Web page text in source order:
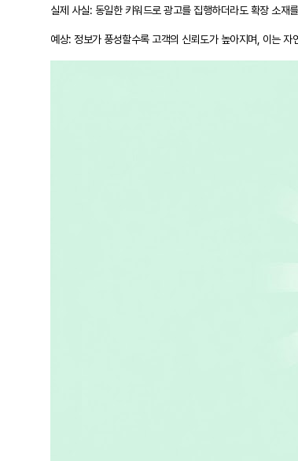
실제 사실: 동일한 키워드로 광고를 집행하더라도 확장 소재
예상: 정보가 풍성할수록 고객의 신뢰도가 높아지며, 이는